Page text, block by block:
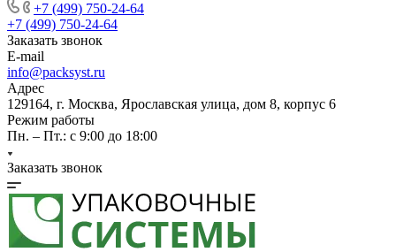
+7 (499) 750-24-64
+7 (499) 750-24-64
Заказать звонок
E-mail
info@packsyst.ru
Адрес
129164, г. Москва, Ярославская улица, дом 8, корпус 6
Режим работы
Пн. – Пт.: с 9:00 до 18:00
Заказать звонок